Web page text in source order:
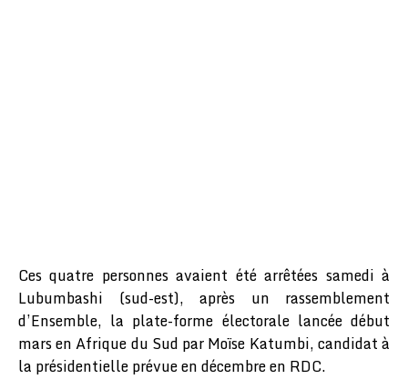
Ces quatre personnes avaient été arrêtées samedi à
Lubumbashi (sud-est), après un rassemblement
d’Ensemble, la plate-forme électorale lancée début
mars en Afrique du Sud par Moïse Katumbi, candidat à
la présidentielle prévue en décembre en RDC.